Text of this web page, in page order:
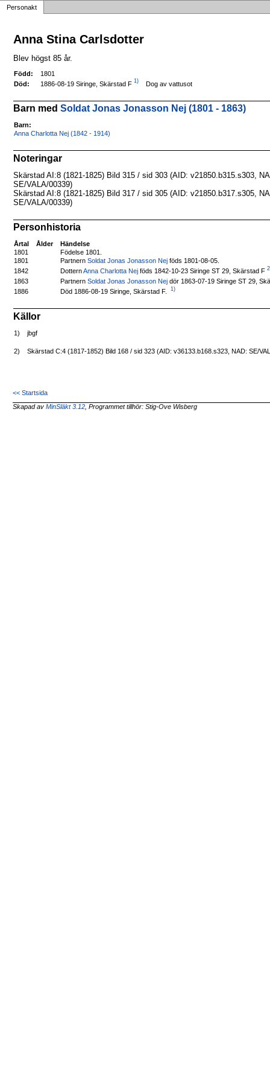
Personakt
Anna Stina Carlsdotter
Blev högst 85 år.
Född:
1801
Död:
1886-08-19 Siringe, Skärstad F 1) Dog av vattusot
Barn medSoldat Jonas Jonasson Nej (1801 - 1863)
Barn:
Anna Charlotta Nej (1842 - 1914)
Noteringar
Skärstad AI:8 (1821-1825) Bild 315 / sid 303 (AID: v21850.b315.s303,
SE/VALA/00339)
Skärstad AI:8 (1821-1825) Bild 317 / sid 305 (AID: v21850.b317.s305,
SE/VALA/00339)
Personhistoria
Årtal Ålder
Händelse
1801
Födelse 1801.
1801
PartnernSoldat Jonas Jonasson Nej föds 1801-08-05.
1842
DotternAnna Charlotta Nej föds 1842-10-23 Siringe ST 29, Skärstad F
1863 PartnernSoldat Jonas Jonasson Nej dör 1863-07-19 Siringe ST 29,
1886
Död 1886-08-19 Siringe, Skärstad F. 1)
Källor
1) jbgf
2) Skärstad C:4 (1817-1852) Bild 168 / sid 323 (AID: v36133.b168.s323, NAD: SE/
<< Startsida
Skapad avMinSläkt 3.12 , Programmet tillhör: Stig-Ove Wisberg